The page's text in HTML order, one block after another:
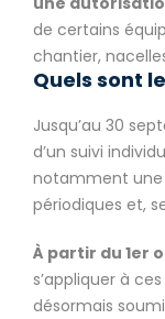
de certains
chantier,
Quels sont
Jusqu’au 30
d’un suivi
notamment une
périodiques et,
À partir du 1er
s’appliquer à
désormais